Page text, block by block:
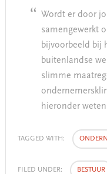
Wordt er door
samengewerkt
bijvoorbeeld bij
buitenlandse
slimme
hieronder
TAGGED WITH:
FILED UNDER: BESTUUR